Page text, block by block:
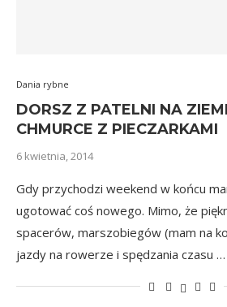
Dania rybne
DORSZ Z PATELNI NA
CHMURCE Z PIECZARKAMI
6 kwietnia, 2014
Gdy przychodzi weekend w końcu
ugotować coś nowego. Mimo, że
spacerów, marszobiegów (mam na
jazdy na rowerze i spędzania czasu …